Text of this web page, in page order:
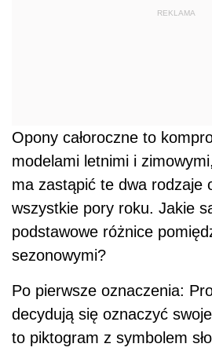
REKLAMA
Opony całoroczne to
modelami letnimi i
ma zastąpić te dwa rodzaje
wszystkie pory roku. Jakie
podstawowe różnice
sezonowymi?
Po pierwsze oznaczenia:
decydują się oznaczyć swoje
to piktogram z symbolem